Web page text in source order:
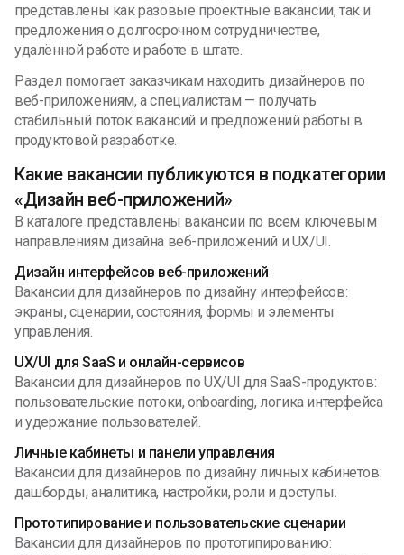
представлены как разовые проектные вакансии, так и
предложения о долгосрочном сотрудничестве,
удалённой работе и работе в штате.
Раздел помогает заказчикам находить дизайнеров по
веб-приложениям, а специалистам — получать
стабильный поток вакансий и предложений работы в
продуктовой разработке.
Какие вакансии публикуются в подкатегории
«Дизайн веб-приложений»
В каталоге представлены вакансии по всем ключевым
направлениям дизайна веб-приложений и UX/UI.
Дизайн интерфейсов веб-приложений
Вакансии для дизайнеров по дизайну интерфейсов:
экраны, сценарии, состояния, формы и элементы
управления.
UX/UI для SaaS и онлайн-сервисов
Вакансии для дизайнеров по UX/UI для SaaS-продуктов:
пользовательские потоки, onboarding, логика интерфейса
и удержание пользователей.
Личные кабинеты и панели управления
Вакансии для дизайнеров по дизайну личных кабинетов:
дашборды, аналитика, настройки, роли и доступы.
Прототипирование и пользовательские сценарии
Вакансии для дизайнеров по прототипированию: